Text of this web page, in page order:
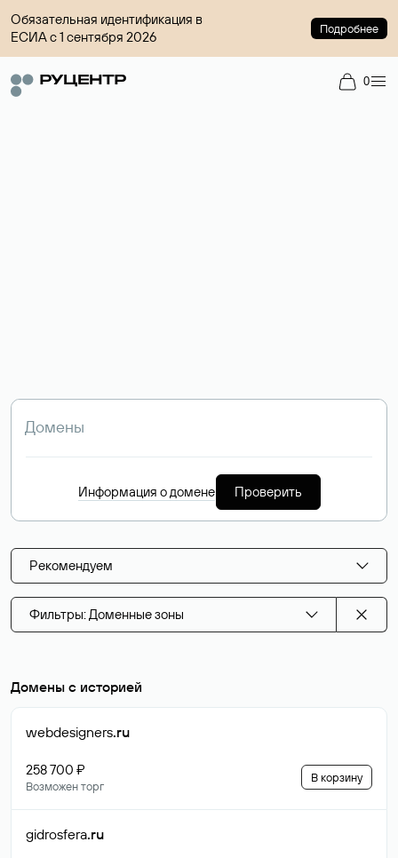
Обязательная идентификация в
ЕСИА с 1 сентября 2026
Подробнее
0
Информация о домене Проверить
Рекомендуем
Фильтры: Доменные зоны
Домены с историей
webdesigners.ru
258 700 ₽
Возможен торг
В корзину
gidrosfera.ru